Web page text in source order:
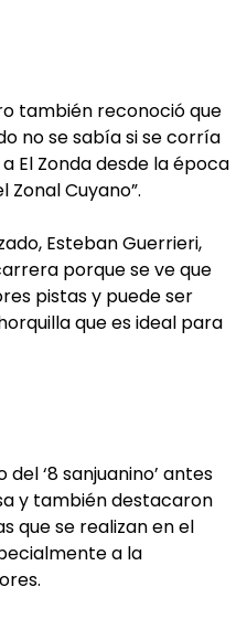
también reconoció que
no se sabía si se corría
El Zonda desde la época
Cuyano”.
Esteban Guerrieri,
porque se ve que
pistas y puede ser
que es ideal para
‘8 sanjuanino’ antes
y también destacaron
que se realizan en el
a la